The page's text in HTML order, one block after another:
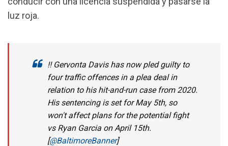
luz roja.
‼️ Gervonta Davis has now pled guilty to
four traffic offences in a plea deal in
relation to his hit-and-run case from 2020.
His sentencing is set for May 5th, so
won't affect plans for the potential fight
vs Ryan Garcia on April 15th.
[@BaltimoreBanner]